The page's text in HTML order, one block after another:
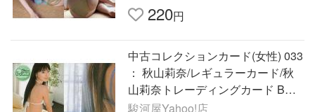
220円
中古コレクションカード(女性) 033
： 秋山莉奈/レギュラーカード/秋
山莉奈トレーディングカード BOM
B CA
駿河屋Yahoo!店